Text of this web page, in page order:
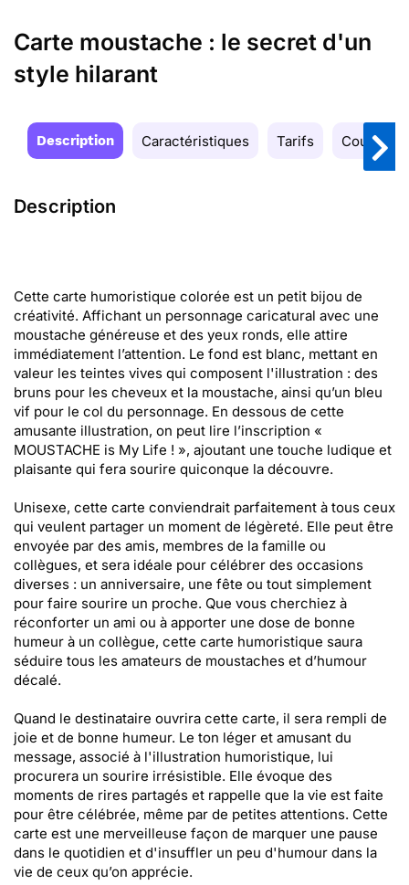
Carte moustache : le secret d'un
style hilarant
Description Caractéristiques Tarifs Couleurs
Description
Cette carte humoristique colorée est un petit bijou de
créativité. Affichant un personnage caricatural avec une
moustache généreuse et des yeux ronds, elle attire
immédiatement l’attention. Le fond est blanc, mettant en
valeur les teintes vives qui composent l'illustration : des
bruns pour les cheveux et la moustache, ainsi qu’un bleu
vif pour le col du personnage. En dessous de cette
amusante illustration, on peut lire l’inscription «
MOUSTACHE is My Life ! », ajoutant une touche ludique et
plaisante qui fera sourire quiconque la découvre.
Unisexe, cette carte conviendrait parfaitement à tous ceux
qui veulent partager un moment de légèreté. Elle peut être
envoyée par des amis, membres de la famille ou
collègues, et sera idéale pour célébrer des occasions
diverses : un anniversaire, une fête ou tout simplement
pour faire sourire un proche. Que vous cherchiez à
réconforter un ami ou à apporter une dose de bonne
humeur à un collègue, cette carte humoristique saura
séduire tous les amateurs de moustaches et d’humour
décalé.
Quand le destinataire ouvrira cette carte, il sera rempli de
joie et de bonne humeur. Le ton léger et amusant du
message, associé à l'illustration humoristique, lui
procurera un sourire irrésistible. Elle évoque des
moments de rires partagés et rappelle que la vie est faite
pour être célébrée, même par de petites attentions. Cette
carte est une merveilleuse façon de marquer une pause
dans le quotidien et d'insuffler un peu d'humour dans la
vie de ceux qu’on apprécie.